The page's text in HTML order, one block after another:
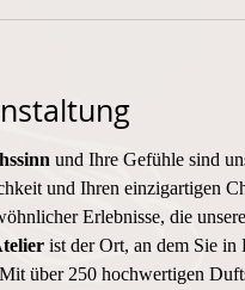
und Ihre Gefühle sind
und Ihren einzigartigen
Erlebnisse, die
ist der Ort, an dem Sie in
über 250 hochwertigen